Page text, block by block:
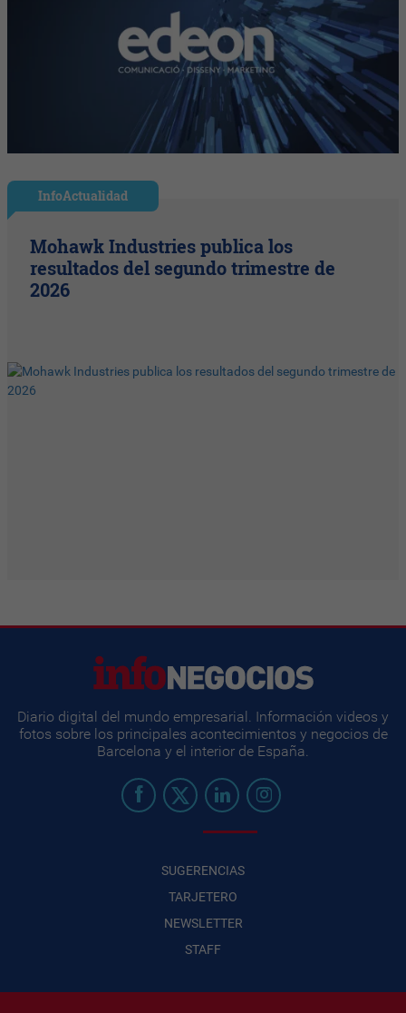
InfoActualidad
Mohawk Industries publica los
resultados del segundo trimestre de
2026
Diario digital del mundo empresarial. Información videos y
fotos sobre los principales acontecimientos y negocios de
Barcelona y el interior de España.
SUGERENCIAS
TARJETERO
NEWSLETTER
STAFF